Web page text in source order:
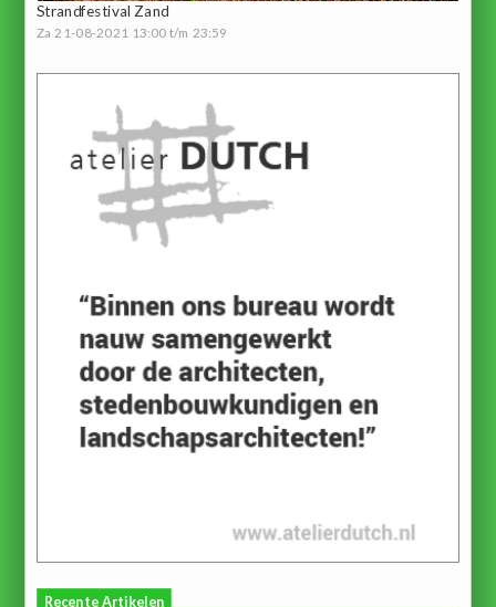
Strandfestival Zand
Za 21-08-2021 13:00 t/m 23:59
Recente Artikelen